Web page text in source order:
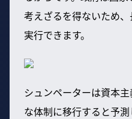
考えざるを得ないため
実行できます。
シュンペーターは資本
な体制に移行すると予